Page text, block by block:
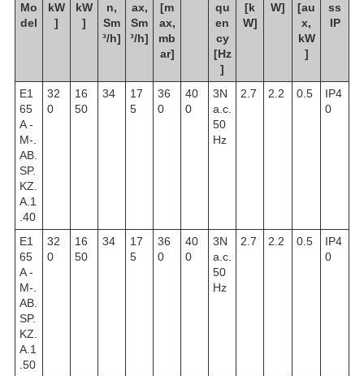
Mo
del
kW
]
kW
]
n,
Sm
³/h]
ax,
Sm
³/h]
[m
ax,
mb
ar]
qu
en
cy
[Hz
]
[k
W]
W]
[au
x,
kW
]
ss
IP
E1
65
A -
M-.
AB.
SP.
KZ.
A.1
.40
32
0
16
50
34
17
5
36
0
40
0
3N
a.c.
50
Hz
2.7 2.2 0.5
IP4
0
E1
65
A -
M-.
AB.
SP.
KZ.
A.1
.50
32
0
16
50
34
17
5
36
0
40
0
3N
a.c.
50
Hz
2.7 2.2 0.5
IP4
0